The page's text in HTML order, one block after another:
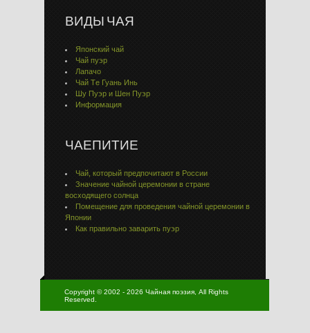
ВИДЫ ЧАЯ
Японский чай
Чай пуэр
Лапачо
Чай Тe Гуaнь Инь
Шу Пуэр и Шен Пуэр
Информация
ЧАЕПИТИЕ
Чай, который предпочитают в России
Значение чайной церемонии в стране
восходящего солнца
Помещение для проведения чайной церемонии в
Японии
Как правильно заварить пуэр
Copyright © 2002 - 2026 Чайная поэзия, All Rights
Reserved.